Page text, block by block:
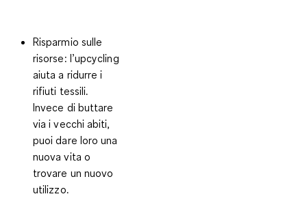
Risparmio sulle
risorse: l’upcycling
aiuta a ridurre i
rifiuti tessili.
Invece di buttare
via i vecchi abiti,
puoi dare loro una
nuova vita o
trovare un nuovo
utilizzo.